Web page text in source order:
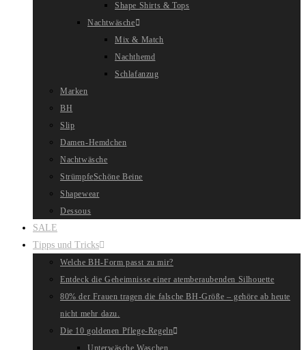
Shape Shirts & Tops
Nachtwäsche
Mix & Match
Nachthemd
Schlafanzug
Marken
BH
Slip
Damen-Hemdchen
Nachtwäsche
StrümpfeSchöne Beine
Shapewear
Dessous
SALE
Tipps und Tricks
Welche BH-Form passt zu mir?
Entdeck die Geheimnisse einer atemberaubenden Silhouette
80% der Frauen tragen die falsche BH-Größe – gehöre ab heute
nicht mehr dazu.
Die 10 goldenen Pflege-Regeln
Unterwäsche Waschen